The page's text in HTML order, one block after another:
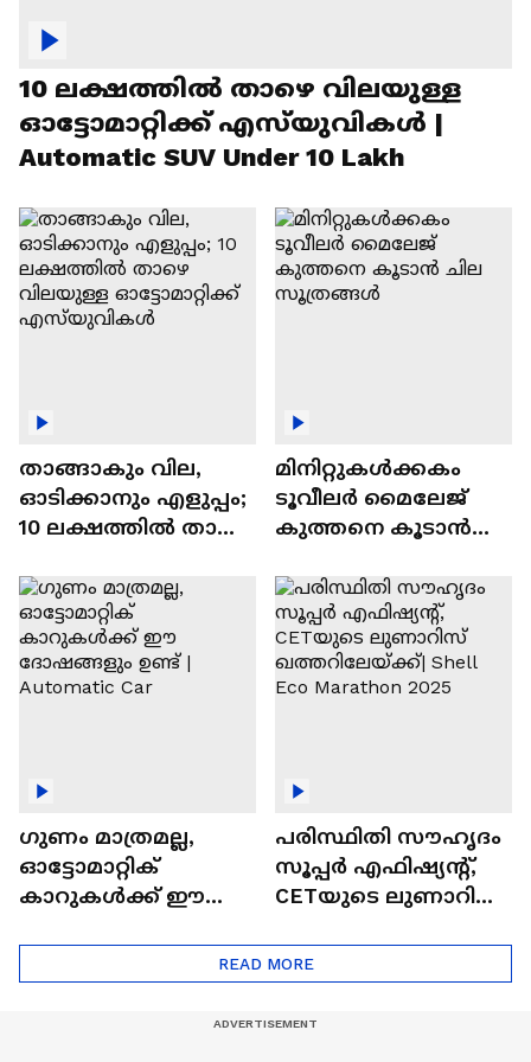
10 ലക്ഷത്തിൽ താഴെ വിലയുള്ള
ഓട്ടോമാറ്റിക്ക് എസ്‍യുവികൾ |
Automatic SUV Under 10 Lakh
താങ്ങാകും വില,
ഓടിക്കാനും എളുപ്പം;
10 ലക്ഷത്തിൽ താഴെ
ഓട്ടോമാറ്റിക്ക്
എസ്‍യുവികൾ
മിനിറ്റുകൾക്കകം
ടൂവീലർ മൈലേജ്
കുത്തനെ കൂടാൻ
ഗുണം മാത്രമല്ല,
ഓട്ടോമാറ്റിക്
കാറുകൾക്ക് ഈ
പരിസ്ഥിതി സൗഹൃദം
സൂപ്പർ എഫിഷ്യന്റ്,
CETയുടെ ലുണാറിസ്
Eco Marathon 2025
READ MORE